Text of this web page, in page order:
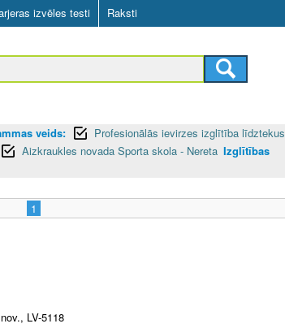
izvēles testi Raksti
veids:
Profesionālās ievirzes izglītība līdztekus
Aizkraukles novada Sporta skola - Nereta Izglītības
1
LV-5118